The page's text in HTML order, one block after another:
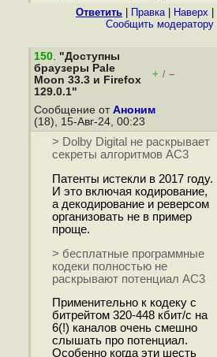
Ответить Правка| Наверх
Cообщить модератору
150. "Доступны
браузеры Pale
Moon 33.3 и Firefox
129.0.1"
+ / –
Сообщение от Аноним
(18), 15-Авг-24, 00:23
> Dolby Digital не раскрывает
секреты алгоритмов АС3
Патенты истекли в 2017 году.
И это включая кодирование,
а декодирование и реверсом
организовать не в пример
проще.
> бесплатные программные
кодеки полностью не
раскрывают потенциал АС3
Применительно к кодеку с
битрейтом 320-448 кбит/с на
6(!) каналов очень смешно
слышать про потенциал.
Особенно когда эти шесть